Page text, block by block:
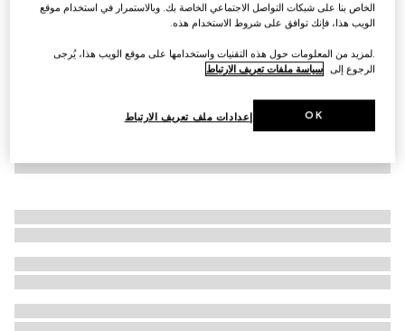
الخاص بنا على شبكات التواصل الاجتماعي الخاصة بك. وبالاستمرار في استخدام موقع
الويب هذا، فإنك توافق على شروط الاستخدام هذه.
.لمزيد من المعلومات حول هذه التقنيات واستخدامها على موقع الويب هذا، يُرجى
الرجوع إلى سياسة ملفات تعريف الارتباط
إعدادات ملف تعريف الارتباط OK